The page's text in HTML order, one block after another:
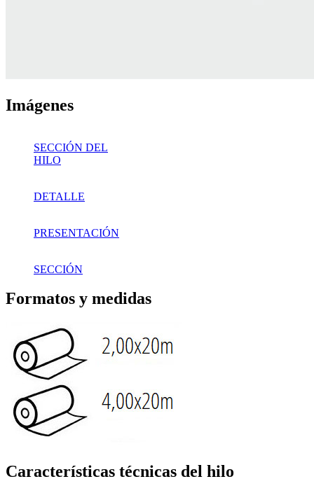
Imágenes
SECCIÓN DEL
HILO
DETALLE
PRESENTACIÓN
SECCIÓN
Formatos y medidas
Características técnicas del hilo